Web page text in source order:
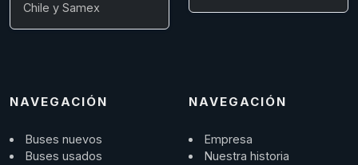
Chile y Samex
NAVEGACIÓN
Buses nuevos
Buses usados
NAVEGACIÓN
Empresa
Nuestra historia